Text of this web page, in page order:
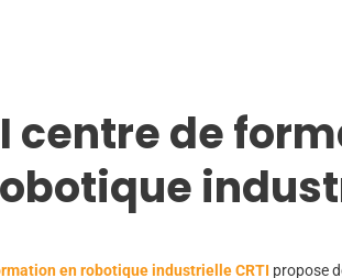
centre de
en robotique industrielle CRTI propose